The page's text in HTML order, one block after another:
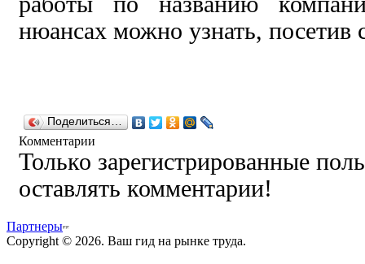
нюансах можно узнать, посетив
Поделиться…
Комментарии
Только зарегистрированные
оставлять комментарии!
Партнеры
Copyright © 2026. Ваш гид на рынке труда.